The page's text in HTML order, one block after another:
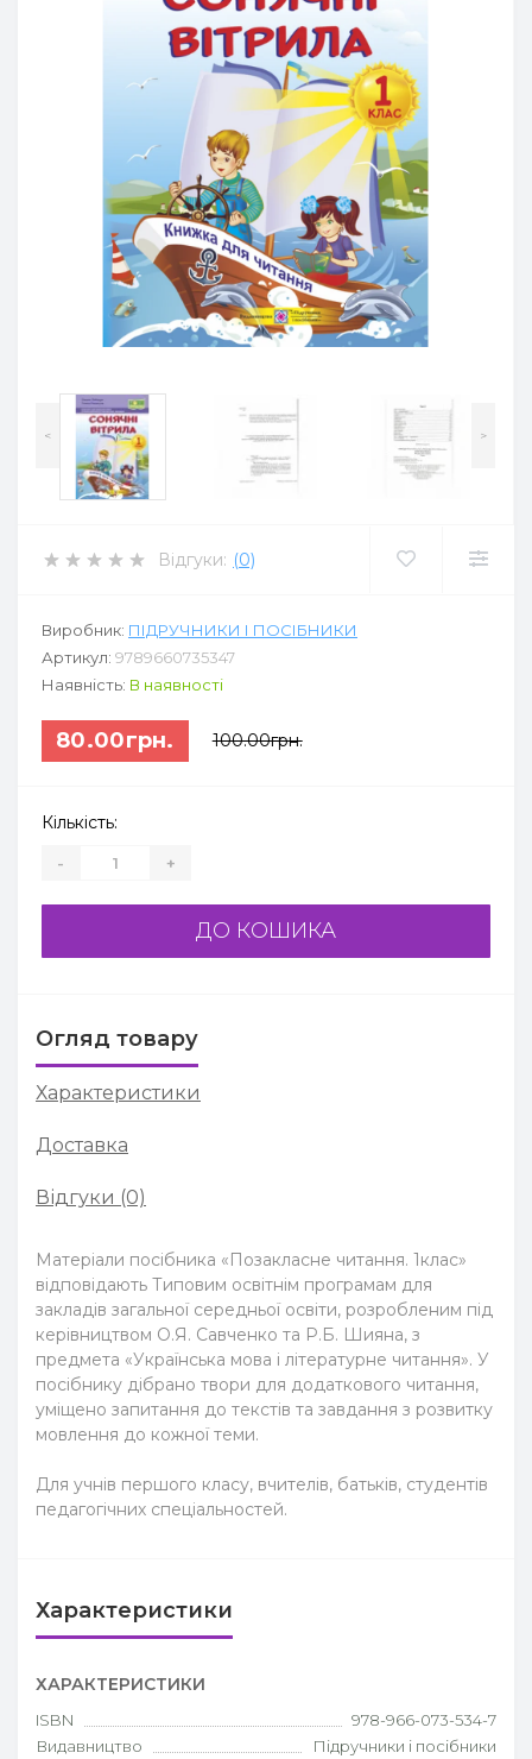
< >
Відгуки: (0)
Виробник: ПІДРУЧНИКИ І ПОСІБНИКИ
Артикул: 9789660735347
Наявність: В наявності
80.00грн. 100.00грн.
Кількість:
- +
ДО КОШИКА
Огляд товару
Характеристики
Доставка
Відгуки (0)
Матеріали посібника «Позакласне читання. 1клас»
відповідають Типовим освітнім програмам для
закладів загальної середньої освіти, розробленим під
керівництвом О.Я. Савченко та Р.Б. Шияна, з
предмета «Українська мова і літературне читання». У
посібнику дібрано твори для додаткового читання,
уміщено запитання до текстів та завдання з розвитку
мовлення до кожної теми.
Для учнів першого класу, вчителів, батьків, студентів
педагогічних спеціальностей.
Характеристики
ХАРАКТЕРИСТИКИ
ISBN
978-966-073-534-7
Видавництво
Підручники і посібники